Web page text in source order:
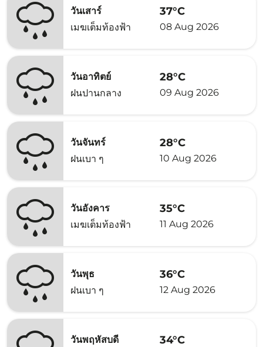
วันเสาร์
เมฆเต็มท้องฟ้า
37°C
08 Aug 2026
วันอาทิตย์
ฝนปานกลาง
28°C
09 Aug 2026
วันจันทร์
ฝนเบา ๆ
28°C
10 Aug 2026
วันอังคาร
เมฆเต็มท้องฟ้า
35°C
11 Aug 2026
วันพุธ
ฝนเบา ๆ
36°C
12 Aug 2026
วันพฤหัสบดี
34°C